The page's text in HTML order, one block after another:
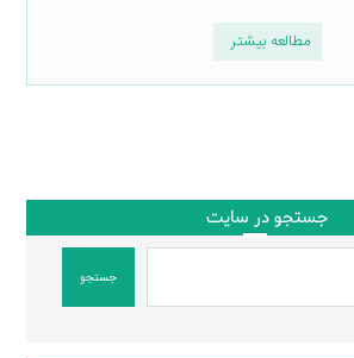
مطالعه بیشتر
جستجو در سایت
جستجو